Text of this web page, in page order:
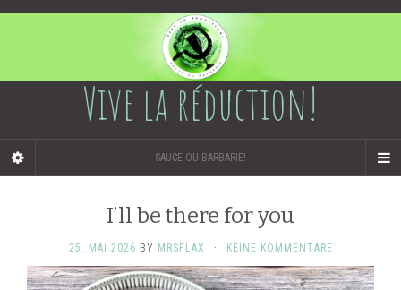
Vive la réduction!
SAUCE OU BARBARIE!
I’ll be there for you
25. MAI 2026 BY MRSFLAX · KEINE KOMMENTARE